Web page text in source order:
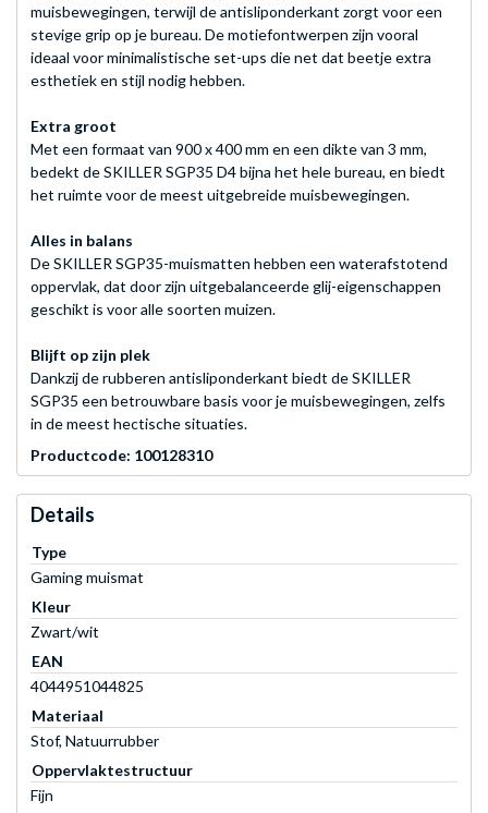
muisbewegingen, terwijl de antisliponderkant zorgt voor een
stevige grip op je bureau. De motiefontwerpen zijn vooral
ideaal voor minimalistische set-ups die net dat beetje extra
esthetiek en stijl nodig hebben.
Extra groot
Met een formaat van 900 x 400 mm en een dikte van 3 mm,
bedekt de SKILLER SGP35 D4 bijna het hele bureau, en biedt
het ruimte voor de meest uitgebreide muisbewegingen.
Alles in balans
De SKILLER SGP35-muismatten hebben een waterafstotend
oppervlak, dat door zijn uitgebalanceerde glij-eigenschappen
geschikt is voor alle soorten muizen.
Blijft op zijn plek
Dankzij de rubberen antisliponderkant biedt de SKILLER
SGP35 een betrouwbare basis voor je muisbewegingen, zelfs
in de meest hectische situaties.
Productcode: 100128310
Details
Type
Gaming muismat
Kleur
Zwart/wit
EAN
4044951044825
Materiaal
Stof, Natuurrubber
Oppervlaktestructuur
Fijn